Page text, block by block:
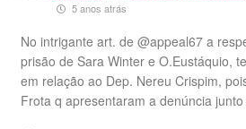
5 anos atrás
No intrigante art. de @appeal67 a
prisão de Sara Winter e O.Eustáquio,
em relação ao Dep. Nereu Crispim,
Frota q apresentaram a denúncia junto